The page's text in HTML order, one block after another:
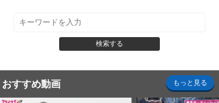
検索する
おすすめ動画 もっと見る